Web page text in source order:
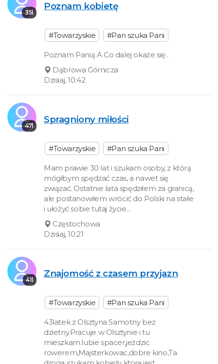
35l
Poznam kobietę
#Towarzyskie #Pan szuka Pani
Poznam Panią A Co dalej okaże się .
Dąbrowa Górnicza
Dzisiaj, 10:42
47l
Spragniony miłości
#Towarzyskie #Pan szuka Pani
Mam prawie 30 lat i szukam osoby, z którą
mógłbym spędzać czas, a nawet się
związać. Ostatnie lata spędziłem za granicą,
ale postanowiłem wrócić do Polski na stałe
i ułożyć sobie tutaj życie...
Częstochowa
Dzisiaj, 10:21
41l
Znajomość z czasem przyjazn
#Towarzyskie #Pan szuka Pani
43latek z Olsztyna Samotny bez
dzietny.Pracuje w Olsztynie i tu
mieszkam.lubie spacer,jeżdzic
rowerem,Majsterkowac,dobre kino,Ta